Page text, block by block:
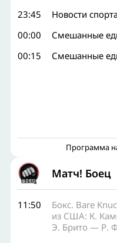
23:45
Новости
00:00
Смешанные
00:15
Смешанные
Программа
Матч! Боец
11:50
Бокс. Bare
из США: К.
Э. Брито — Р.